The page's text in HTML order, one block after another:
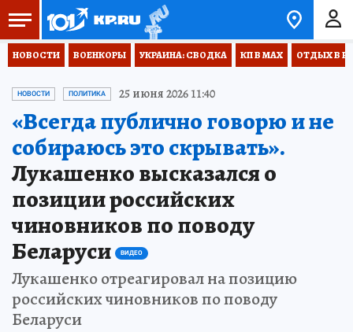
НОВОСТИ ВОЕНКОРЫ УКРАИНА: СВОДКА КП В МАХ ОТДЫХ В
НОВОСТИ ПОЛИТИКА 25 июня 2026 11:40
«Всегда публично говорю и не
собираюсь это скрывать».
Лукашенко высказался о
позиции российских
чиновников по поводу
Беларуси
ВИДЕО
Лукашенко отреагировал на позицию
российских чиновников по поводу
Беларуси